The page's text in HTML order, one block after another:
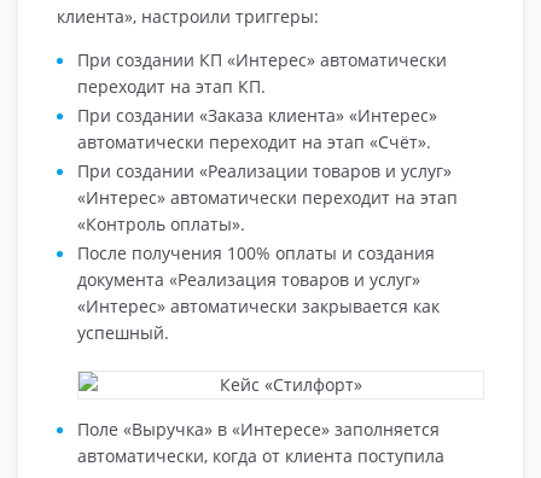
клиента», настроили триггеры:
При создании КП «Интерес» автоматически
переходит на этап КП.
При создании «Заказа клиента» «Интерес»
автоматически переходит на этап «Счёт».
При создании «Реализации товаров и услуг»
«Интерес» автоматически переходит на этап
«Контроль оплаты».
После получения 100% оплаты и создания
документа «Реализация товаров и услуг»
«Интерес» автоматически закрывается как
успешный.
Поле «Выручка» в «Интересе» заполняется
автоматически, когда от клиента поступила